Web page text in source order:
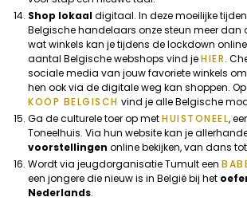
Shop lokaaldigitaal. In deze moeilijke
Belgische handelaars onze steun meer dan
wat winkels kan je tijdens de lockdown
aantal Belgische webshops vind jeHIER.
sociale media van jouw favoriete winkels
hen ook via de digitale weg kan shoppen.
KOOP BELGISCH vind je alle Belgische
Ga de culturele toer op metHUISTONEEL,
Toneelhuis. Via hun website kan je
voorstellingen online bekijken, van dans
Wordt via jeugdorganisatie Tumult een
een jongere die nieuw is in België bij het
Nederlands.